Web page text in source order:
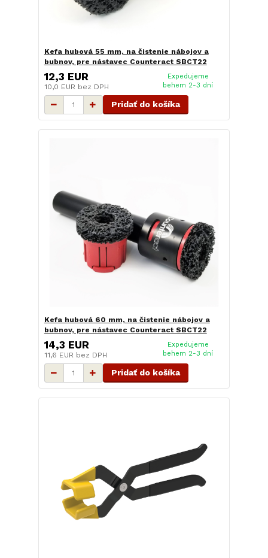
Kefa hubová 55 mm, na čistenie nábojov a
bubnov, pre nástavec Counteract SBCT22
12,3 EUR
10,0 EUR bez DPH
Expedujeme
behem 2-3 dní
Pridať do košíka
Kefa hubová 60 mm, na čistenie nábojov a
bubnov, pre nástavec Counteract SBCT22
14,3 EUR
11,6 EUR bez DPH
Expedujeme
behem 2-3 dní
Pridať do košíka